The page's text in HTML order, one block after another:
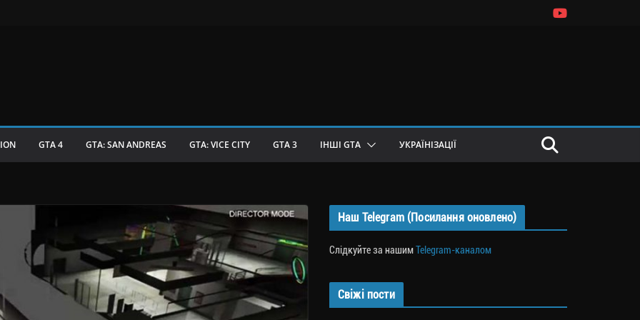
GTA 4 GTA: SAN ANDREAS GTA: VICE CITY GTA 3 ІНШІ GTA УКРАЇНІЗАЦІЇ
Наш Telegram (Посилання оновлено)
Слідкуйте за нашимTelegram-каналом
Свіжі пости